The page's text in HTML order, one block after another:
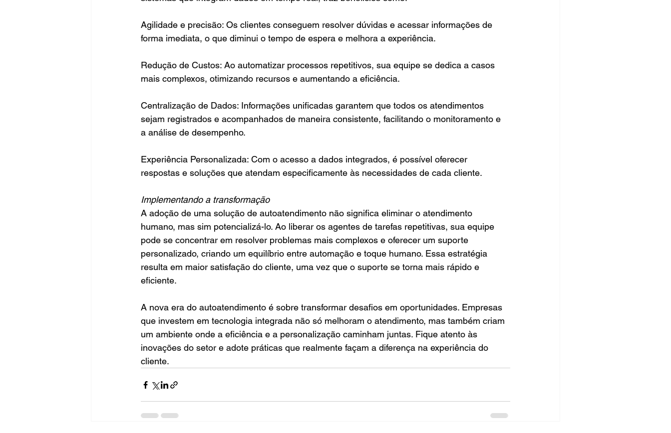
Agilidade e precisão: Os clientes conseguem resolver dúvidas e acessar informações de
forma imediata, o que diminui o tempo de espera e melhora a experiência.
Redução de Custos: Ao automatizar processos repetitivos, sua equipe se dedica a casos
mais complexos, otimizando recursos e aumentando a eficiência.
Centralização de Dados: Informações unificadas garantem que todos os atendimentos
sejam registrados e acompanhados de maneira consistente, facilitando o monitoramento e
a análise de desempenho.
Experiência Personalizada: Com o acesso a dados integrados, é possível oferecer
respostas e soluções que atendam especificamente às necessidades de cada cliente.
Implementando a transformação
A adoção de uma solução de autoatendimento não significa eliminar o atendimento
humano, mas sim potencializá-lo. Ao liberar os agentes de tarefas repetitivas, sua equipe
pode se concentrar em resolver problemas mais complexos e oferecer um suporte
personalizado, criando um equilíbrio entre automação e toque humano. Essa estratégia
resulta em maior satisfação do cliente, uma vez que o suporte se torna mais rápido e
eficiente.
A nova era do autoatendimento é sobre transformar desafios em oportunidades. Empresas
que investem em tecnologia integrada não só melhoram o atendimento, mas também criam
um ambiente onde a eficiência e a personalização caminham juntas. Fique atento às
inovações do setor e adote práticas que realmente façam a diferença na experiência do
cliente.